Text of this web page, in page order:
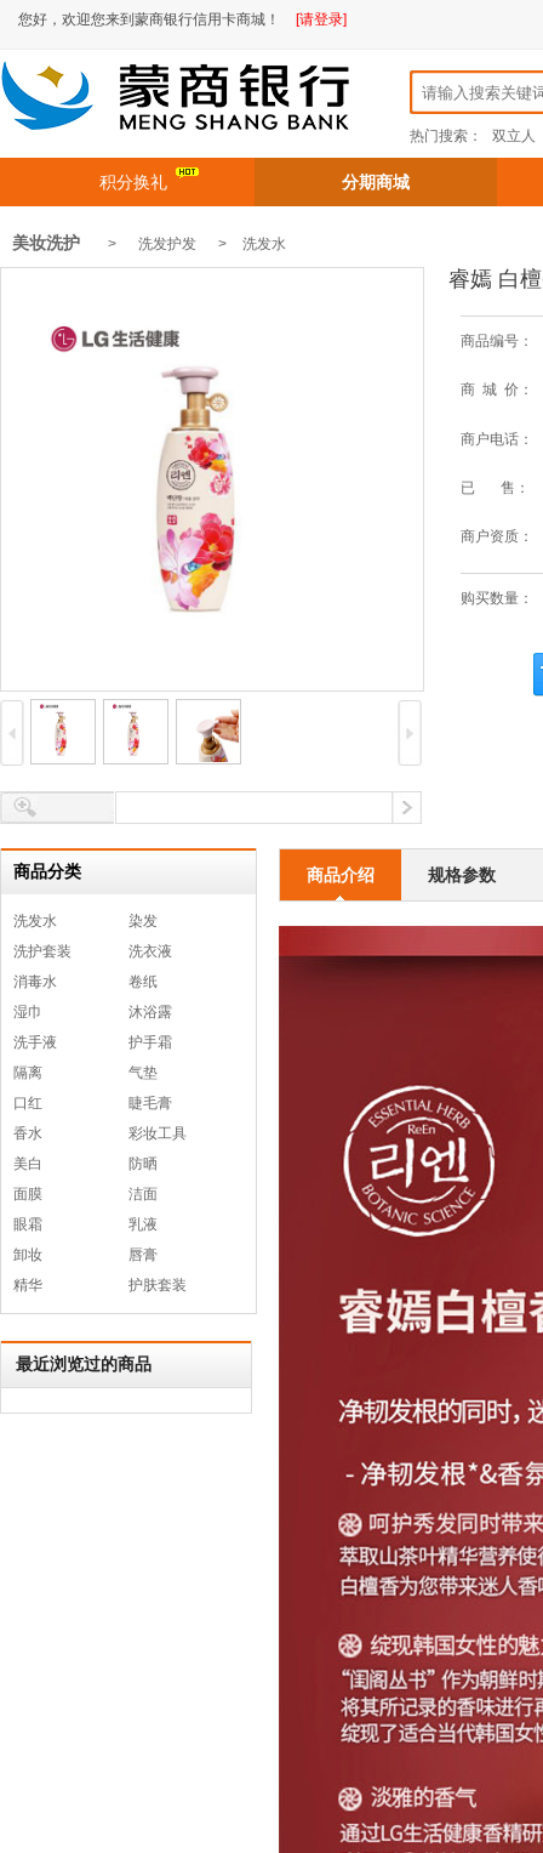
您好，欢迎您来到蒙商银行信用卡商城！ [请登录]
热门搜索： 双立人
积分换礼 分期商城
美妆洗护 > 洗发护发 > 洗发水
睿嫣 白
商品编号：
商 城 价：
商户电话：
已 售：
商户资质：
购买数量：
商品分类
洗发水
染发
洗护套装
洗衣液
消毒水
卷纸
湿巾
沐浴露
洗手液
护手霜
隔离
气垫
口红
睫毛膏
香水
彩妆工具
美白
防晒
面膜
洁面
眼霜
乳液
卸妆
唇膏
精华
护肤套装
最近浏览过的商品
商品介绍 规格参数